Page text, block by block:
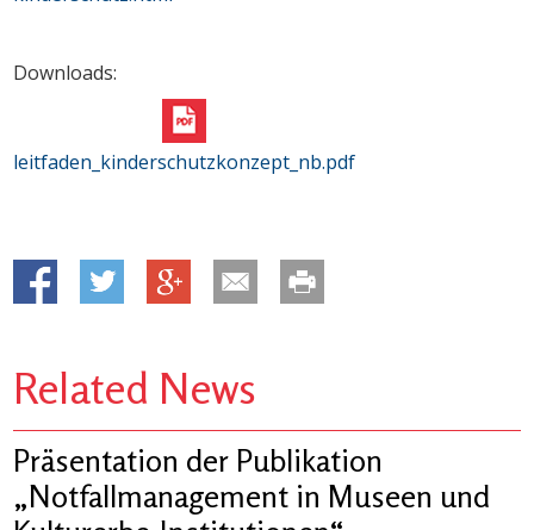
Downloads:
leitfaden_kinderschutzkonzept_nb.pdf
Related News
Präsentation der Publikation
„Notfallmanagement in Museen und